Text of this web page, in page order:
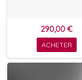
290,00 €
ACHETER